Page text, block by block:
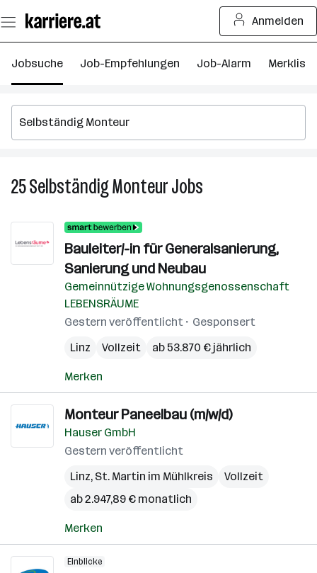
Seiteninhalt
springen
Anmelden
Jobsuche Job-Empfehlungen Job-Alarm Merkliste
25Selbständig MonteurJobs
Bauleiter/-in für Generalsanierung,
Sanierung und Neubau
Gemeinnützige Wohnungsgenossenschaft
LEBENSRÄUME
Gestern veröffentlicht
Gesponsert
Linz
Vollzeit ab 53.870 € jährlich
Merken
Monteur Paneelbau (m/w/d)
Hauser GmbH
Gestern veröffentlicht
Linz, St. Martin im Mühlkreis
Vollzeit
ab 2.947,89 € monatlich
Merken
Einblicke